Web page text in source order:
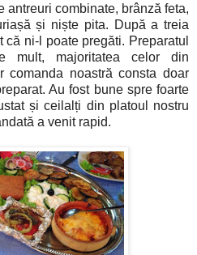
antreuri combinate, brânză feta,
și niște pita. După a treia
ni-l poate pregăti. Preparatul
mult, majoritatea celor din
comanda noastră consta doar
Au fost bune spre foarte
și ceilalți din platoul nostru
a venit rapid.